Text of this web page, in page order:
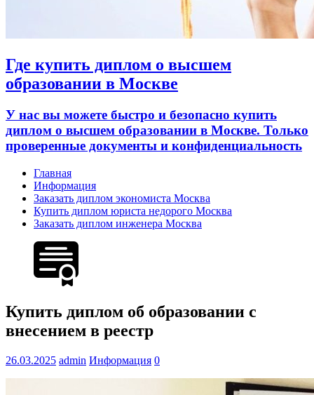
Где купить диплом о высшем
образовании в Москве
У нас вы можете быстро и безопасно купить
диплом о высшем образовании в Москве. Только
проверенные документы и конфиденциальность
Главная
Информация
Заказать диплом экономиста Москва
Купить диплом юриста недорого Москва
Заказать диплом инженера Москва
Купить диплом об образовании с
внесением в реестр
26.03.2025 admin Информация 0